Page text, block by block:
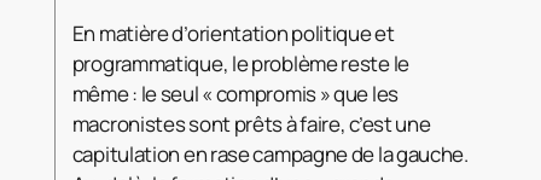
En matière d’orientation politique et
programmatique, le problème reste le
même : le seul « compromis » que les
macronistes sont prêts à faire, c’est une
capitulation en rase campagne de la gauche.